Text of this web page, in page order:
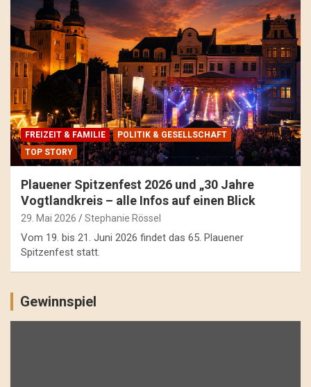
FREIZEIT & FAMILIE
POLITIK & GESELLSCHAFT
TOP STORY
Plauener Spitzenfest 2026 und „30 Jahre
Vogtlandkreis – alle Infos auf einen Blick
29. Mai 2026 Stephanie Rössel
Vom 19. bis 21. Juni 2026 findet das 65. Plauener
Spitzenfest statt.
Gewinnspiel